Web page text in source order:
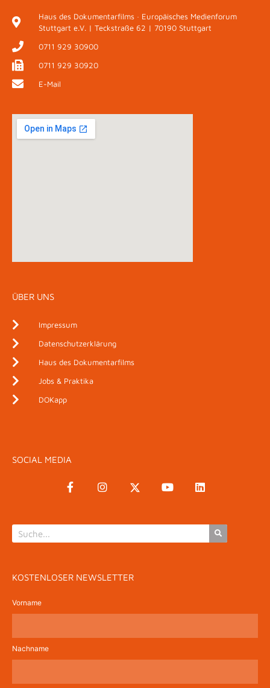
Haus des Dokumentarfilms · Europäisches Medienforum
Stuttgart e.V. | Teckstraße 62 | 70190 Stuttgart
0711 929 30900
0711 929 30920
E-Mail
ÜBER UNS
Impressum
Datenschutzerklärung
Haus des Dokumentarfilms
Jobs & Praktika
DOKapp
SOCIAL MEDIA
KOSTENLOSER NEWSLETTER
Vorname
Nachname